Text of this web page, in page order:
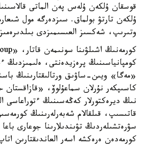
ۇلكەن تارتۋ بولماق. سىزدەرگە مول
وتىرىپ، شەكسىز العىسىمىزدى
كومپانياسىنىڭ پرەزيدەنتى، ەلىمىزدىڭ
«مەگا» ويىن-ساۋىق ورتالىقتارىنىڭ
كاسىپكەر نۇرلان سماعۇلوۆ،
نىڭ ديرەكتورلار كەڭەسىنىڭ ءتوراعاسى
قاتىسىپ، قىلقالام شەبەرلەرىنىڭ
سۋرەتشىلەردىڭ تۋىندىلارىنا جوعارى
كورمەدەن ەرەكشە اسەر العاندىقتارىن